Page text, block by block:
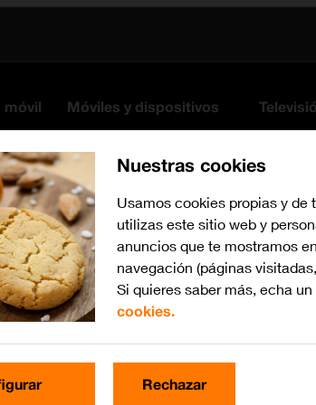
móvil Móviles y dispositivos
Nuestras cookies
Usamos cookies propias y de
utilizas este sitio web y
anuncios que te mostramos
navegación (páginas
Si quieres saber más, echa
cookies.
Rechazar